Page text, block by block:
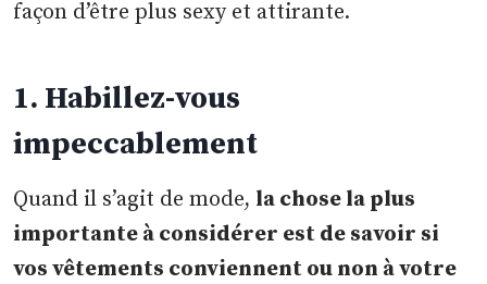
façon d’être plus sexy et attirante.
1. Habillez-vous
impeccablement
Quand il s’agit de mode, la chose la plus
importante à considérer est de savoir si
vos vêtements conviennent ou non à votre